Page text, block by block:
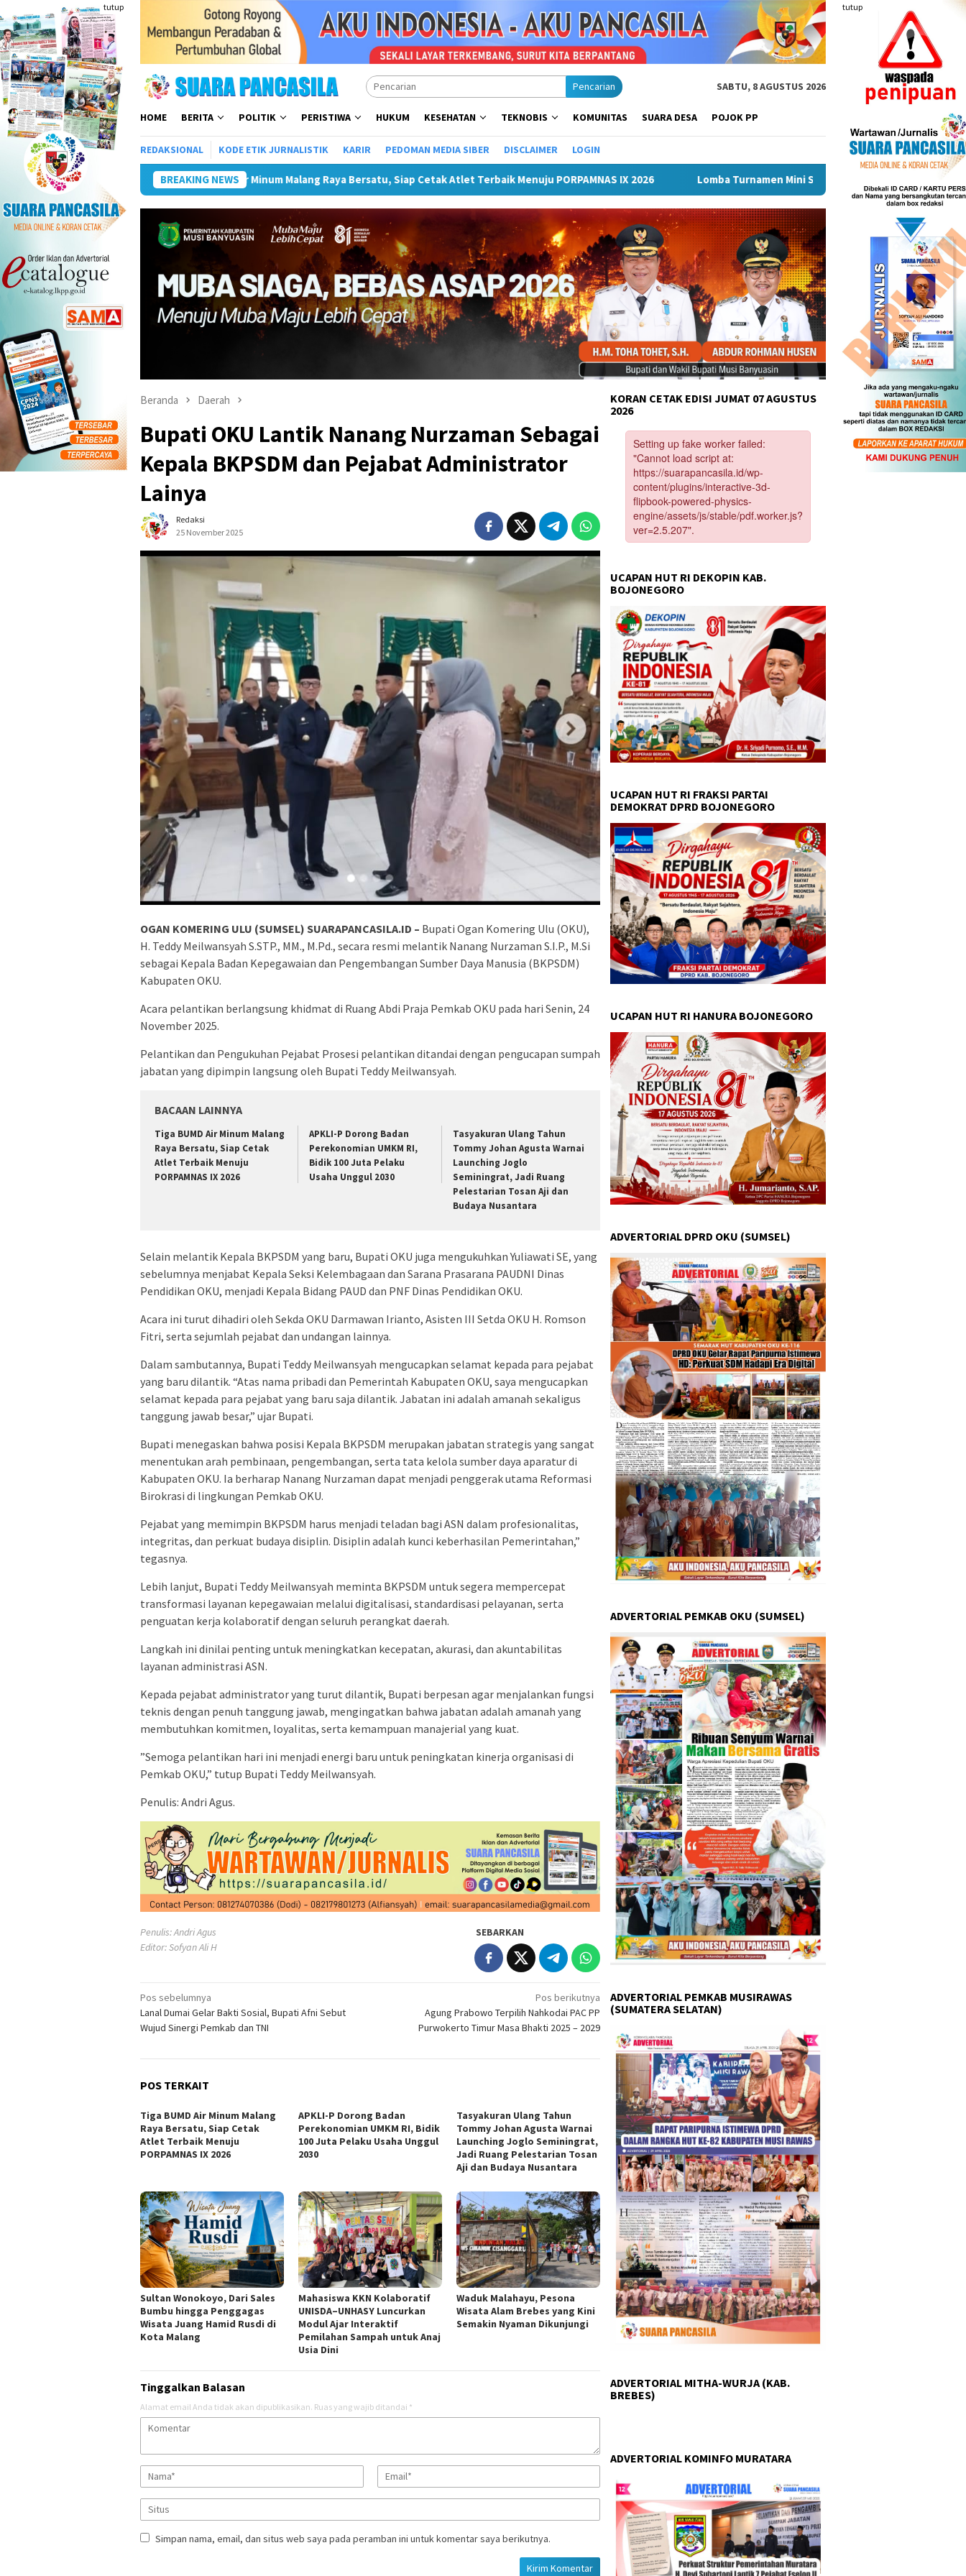
ke
konten
tutup tutup
Pencarian SABTU, 8 AGUSTUS 2026
HOME BERITA POLITIK PERISTIWA HUKUM KESEHATAN TEKNOBIS KOMUNITAS SUARA DESA POJOK PP
REDAKSIONAL KODE ETIK JURNALISTIK KARIR PEDOMAN MEDIA SIBER DISCLAIMER LOGIN
BREAKING NEWS
Tiga BUMD Air Minum Malang Raya Bersatu, Siap Cetak Atlet Terbaik Menuju PORPAMNAS IX 2026 Lomba Turnamen Mini Soccer Antar Organisasi Perangkat Daerah (OPD) Musi
Beranda Daerah
Bupati OKU Lantik Nanang Nurzaman Sebagai
Kepala BKPSDM dan Pejabat Administrator
Lainya
Redaksi
25 November 2025
OGAN KOMERING ULU (SUMSEL) SUARAPANCASILA.ID – Bupati Ogan Komering Ulu (OKU),
H. Teddy Meilwansyah S.STP., MM., M.Pd., secara resmi melantik Nanang Nurzaman S.I.P., M.Si
sebagai Kepala Badan Kepegawaian dan Pengembangan Sumber Daya Manusia (BKPSDM)
Kabupaten OKU.
‎Acara pelantikan berlangsung khidmat di Ruang Abdi Praja Pemkab OKU pada hari Senin, 24
November 2025.
‎Pelantikan dan Pengukuhan Pejabat Prosesi pelantikan ditandai dengan pengucapan sumpah
jabatan yang dipimpin langsung oleh Bupati Teddy Meilwansyah.
BACAAN LAINNYA
Tiga BUMD Air Minum Malang
Raya Bersatu, Siap Cetak
Atlet Terbaik Menuju
PORPAMNAS IX 2026
APKLI-P Dorong Badan
Perekonomian UMKM RI,
Bidik 100 Juta Pelaku
Usaha Unggul 2030
Tasyakuran Ulang Tahun
Tommy Johan Agusta Warnai
Launching Joglo
Seminingrat, Jadi Ruang
Pelestarian Tosan Aji dan
Budaya Nusantara
Selain melantik Kepala BKPSDM yang baru, Bupati OKU juga mengukuhkan Yuliawati SE, yang
sebelumnya menjabat Kepala Seksi Kelembagaan dan Sarana Prasarana PAUDNI Dinas
Pendidikan OKU, menjadi Kepala Bidang PAUD dan PNF Dinas Pendidikan OKU.
‎Acara ini turut dihadiri oleh Sekda OKU Darmawan Irianto, Asisten III Setda OKU H. Romson
Fitri, serta sejumlah pejabat dan undangan lainnya.
‎Dalam sambutannya, Bupati Teddy Meilwansyah mengucapkan selamat kepada para pejabat
yang baru dilantik. “Atas nama pribadi dan Pemerintah Kabupaten OKU, saya mengucapkan
selamat kepada para pejabat yang baru saja dilantik. Jabatan ini adalah amanah sekaligus
tanggung jawab besar,” ujar Bupati.
‎Bupati menegaskan bahwa posisi Kepala BKPSDM merupakan jabatan strategis yang sangat
menentukan arah pembinaan, pengembangan, serta tata kelola sumber daya aparatur di
Kabupaten OKU. Ia berharap Nanang Nurzaman dapat menjadi penggerak utama Reformasi
Birokrasi di lingkungan Pemkab OKU.
‎Pejabat yang memimpin BKPSDM harus menjadi teladan bagi ASN dalam profesionalitas,
integritas, dan perkuat budaya disiplin. Disiplin adalah kunci keberhasilan Pemerintahan,”
tegasnya.
‎Lebih lanjut, Bupati Teddy Meilwansyah meminta BKPSDM untuk segera mempercepat
transformasi layanan kepegawaian melalui digitalisasi, standardisasi pelayanan, serta
penguatan kerja kolaboratif dengan seluruh perangkat daerah.
Langkah ini dinilai penting untuk meningkatkan kecepatan, akurasi, dan akuntabilitas
layanan administrasi ASN.
Kepada pejabat administrator yang turut dilantik, Bupati berpesan agar menjalankan fungsi
teknis dengan penuh tanggung jawab, mengingatkan bahwa jabatan adalah amanah yang
membutuhkan komitmen, loyalitas, serta kemampuan manajerial yang kuat.
”Semoga pelantikan hari ini menjadi energi baru untuk peningkatan kinerja organisasi di
Pemkab OKU,” tutup Bupati Teddy Meilwansyah.
Penulis: Andri Agus.
Penulis: Andri Agus
Editor: Sofyan Ali H
SEBARKAN
Navigasi
pos
Pos sebelumnya
Lanal Dumai Gelar Bakti Sosial, Bupati Afni Sebut
Wujud Sinergi Pemkab dan TNI
Pos berikutnya
Agung Prabowo Terpilih Nahkodai PAC PP
Purwokerto Timur Masa Bhakti 2025 – 2029
POS TERKAIT
Tiga BUMD Air Minum Malang
Raya Bersatu, Siap Cetak
Atlet Terbaik Menuju
PORPAMNAS IX 2026
APKLI-P Dorong Badan
Perekonomian UMKM RI, Bidik
100 Juta Pelaku Usaha Unggul
2030
Tasyakuran Ulang Tahun
Tommy Johan Agusta Warnai
Launching Joglo Seminingrat,
Jadi Ruang Pelestarian Tosan
Aji dan Budaya Nusantara
Sultan Wonokoyo, Dari Sales
Bumbu hingga Penggagas
Wisata Juang Hamid Rusdi di
Kota Malang
Mahasiswa KKN Kolaboratif
UNISDA–UNHASY Luncurkan
Modul Ajar Interaktif
Pemilahan Sampah untuk Anaj
Usia Dini
Waduk Malahayu, Pesona
Wisata Alam Brebes yang Kini
Semakin Nyaman Dikunjungi
Tinggalkan Balasan
Alamat email Anda tidak akan dipublikasikan. Ruas yang wajib ditandai *
Simpan nama, email, dan situs web saya pada peramban ini untuk komentar saya berikutnya.
KORAN CETAK EDISI JUMAT 07 AGUSTUS
2026
UCAPAN HUT RI DEKOPIN KAB.
BOJONEGORO
UCAPAN HUT RI FRAKSI PARTAI
DEMOKRAT DPRD BOJONEGORO
UCAPAN HUT RI HANURA BOJONEGORO
ADVERTORIAL DPRD OKU (SUMSEL)
ADVERTORIAL PEMKAB OKU (SUMSEL)
ADVERTORIAL PEMKAB MUSIRAWAS
(SUMATERA SELATAN)
ADVERTORIAL MITHA-WURJA (KAB.
BREBES)
ADVERTORIAL KOMINFO MURATARA